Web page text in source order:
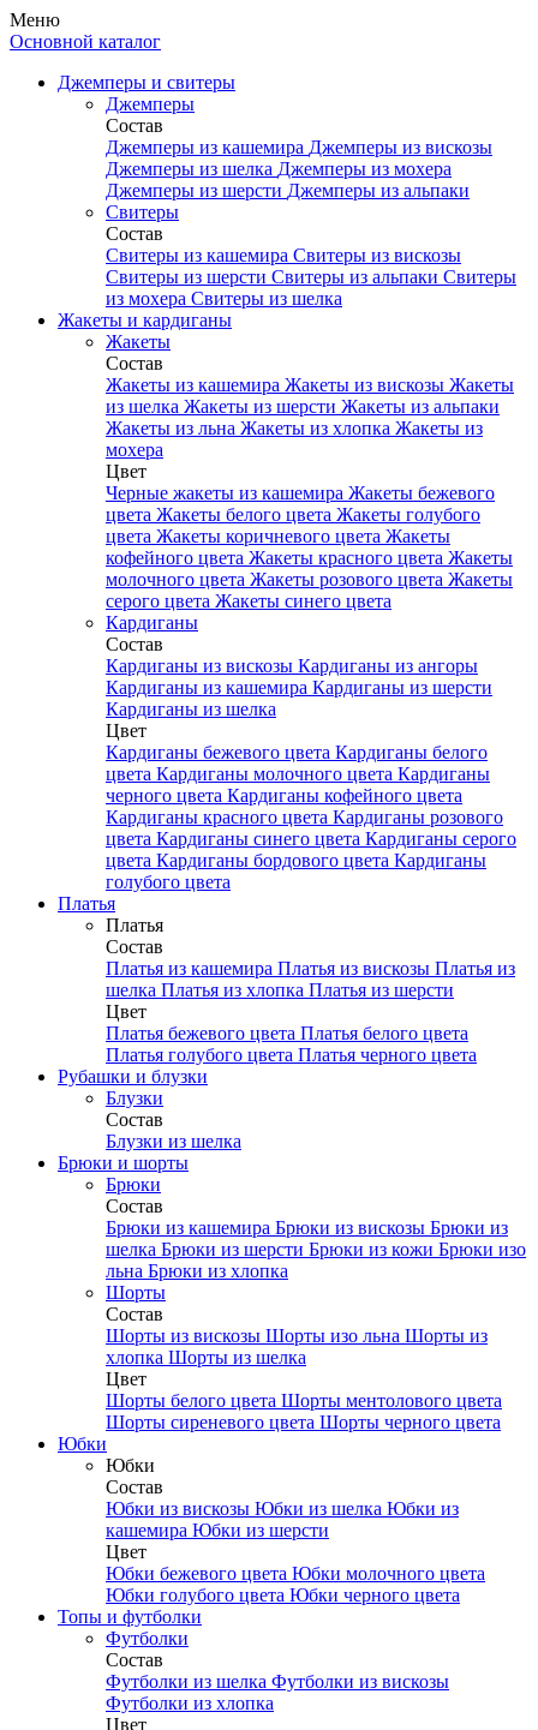
Меню
Основной каталог
Джемперы и свитеры
Джемперы
Состав
Джемперы из кашемира Джемперы из вискозы
Джемперы из шелка Джемперы из мохера
Джемперы из шерсти Джемперы из альпаки
Свитеры
Состав
Свитеры из кашемира Свитеры из вискозы
Свитеры из шерсти Свитеры из альпаки Свитеры
из мохера Свитеры из шелка
Жакеты и кардиганы
Жакеты
Состав
Жакеты из кашемира Жакеты из вискозы Жакеты
из шелка Жакеты из шерсти Жакеты из альпаки
Жакеты из льна Жакеты из хлопка Жакеты из
мохера
Цвет
Черные жакеты из кашемира Жакеты бежевого
цвета Жакеты белого цвета Жакеты голубого
цвета Жакеты коричневого цвета Жакеты
кофейного цвета Жакеты красного цвета Жакеты
молочного цвета Жакеты розового цвета Жакеты
серого цвета Жакеты синего цвета
Кардиганы
Состав
Кардиганы из вискозы Кардиганы из ангоры
Кардиганы из кашемира Кардиганы из шерсти
Кардиганы из шелка
Цвет
Кардиганы бежевого цвета Кардиганы белого
цвета Кардиганы молочного цвета Кардиганы
черного цвета Кардиганы кофейного цвета
Кардиганы красного цвета Кардиганы розового
цвета Кардиганы синего цвета Кардиганы серого
цвета Кардиганы бордового цвета Кардиганы
голубого цвета
Платья
Платья
Состав
Платья из кашемира Платья из вискозы Платья из
шелка Платья из хлопка Платья из шерсти
Цвет
Платья бежевого цвета Платья белого цвета
Платья голубого цвета Платья черного цвета
Рубашки и блузки
Блузки
Состав
Блузки из шелка
Брюки и шорты
Брюки
Состав
Брюки из кашемира Брюки из вискозы Брюки из
шелка Брюки из шерсти Брюки из кожи Брюки изо
льна Брюки из хлопка
Шорты
Состав
Шорты из вискозы Шорты изо льна Шорты из
хлопка Шорты из шелка
Цвет
Шорты белого цвета Шорты ментолового цвета
Шорты сиреневого цвета Шорты черного цвета
Юбки
Юбки
Состав
Юбки из вискозы Юбки из шелка Юбки из
кашемира Юбки из шерсти
Цвет
Юбки бежевого цвета Юбки молочного цвета
Юбки голубого цвета Юбки черного цвета
Топы и футболки
Футболки
Состав
Футболки из шелка Футболки из вискозы
Футболки из хлопка
Цвет